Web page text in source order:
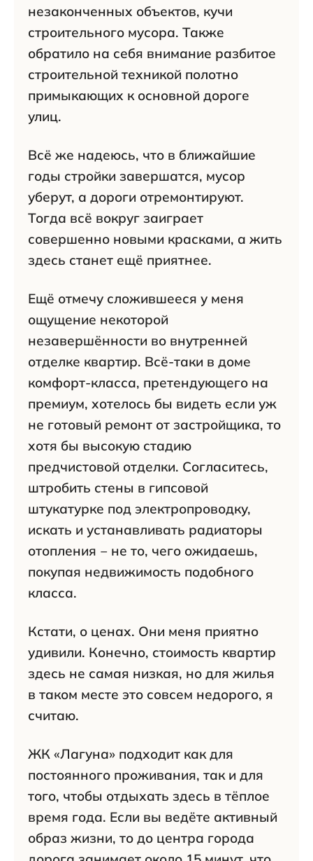
незаконченных объектов, кучи
строительного мусора. Также
обратило на себя внимание разбитое
строительной техникой полотно
примыкающих к основной дороге
улиц.
Всё же надеюсь, что в ближайшие
годы стройки завершатся, мусор
уберут, а дороги отремонтируют.
Тогда всё вокруг заиграет
совершенно новыми красками, а жить
здесь станет ещё приятнее.
Ещё отмечу сложившееся у меня
ощущение некоторой
незавершённости во внутренней
отделке квартир. Всё-таки в доме
комфорт-класса, претендующего на
премиум, хотелось бы видеть если уж
не готовый ремонт от застройщика, то
хотя бы высокую стадию
предчистовой отделки. Согласитесь,
штробить стены в гипсовой
штукатурке под электропроводку,
искать и устанавливать радиаторы
отопления ‒ не то, чего ожидаешь,
покупая недвижимость подобного
класса.
Кстати, о ценах. Они меня приятно
удивили. Конечно, стоимость квартир
здесь не самая низкая, но для жилья
в таком месте это совсем недорого, я
считаю.
ЖК «Лагуна» подходит как для
постоянного проживания, так и для
того, чтобы отдыхать здесь в тёплое
время года. Если вы ведёте активный
образ жизни, то до центра города